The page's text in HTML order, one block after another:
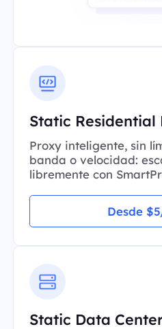
Static Residential
Proxy inteligente, sin
banda o velocidad:
libremente con
Desde
Static Data